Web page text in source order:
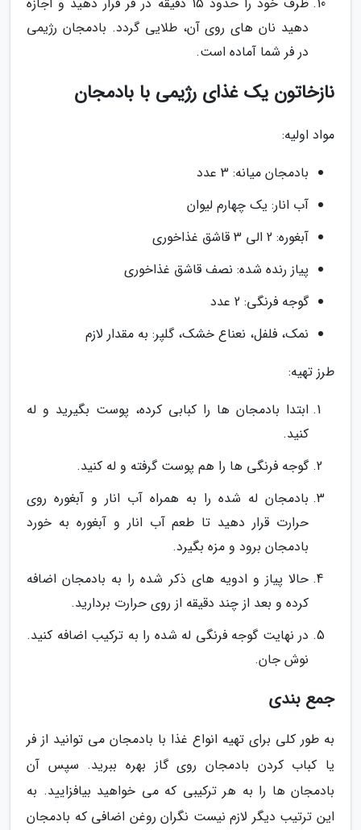
دهید نان های روی آن، طلایی گردد. بادمجان رژیمی
در فر شما آماده است.
نازخاتون یک غذای رژیمی با بادمجان
مواد اولیه:
بادمجان میانه: 3 عدد
آب انار: یک چهارم لیوان
آبغوره: 2 الی 3 قاشق غذاخوری
پیاز رنده شده: نصف قاشق غذاخوری
گوجه فرنگی: 2 عدد
نمک، فلفل، نعناع خشک، گلپر: به مقدار لازم
طرز تهیه:
ابتدا بادمجان ها را کبابی کرده، پوست بگیرید و له
کنید.
گوجه فرنگی ها را هم پوست گرفته و له کنید.
بادمجان له شده را به همراه آب انار و آبغوره روی
حرارت قرار دهید تا طعم آب انار و آبغوره به خورد
بادمجان برود و مزه بگیرد.
حالا پیاز و ادویه های ذکر شده را به بادمجان اضافه
کرده و بعد از چند دقیقه از روی حرارت بردارید.
در نهایت گوجه فرنگی له شده را به ترکیب اضافه کنید.
نوش جان.
جمع بندی
به طور کلی برای تهیه انواع غذا با بادمجان می توانید از فر
یا کباب کردن بادمجان روی گاز بهره ببرید. سپس آن
بادمجان ها را به هر ترکیبی که می خواهید بیافزایید. به
این ترتیب دیگر لازم نیست نگران روغن اضافی که بادمجان